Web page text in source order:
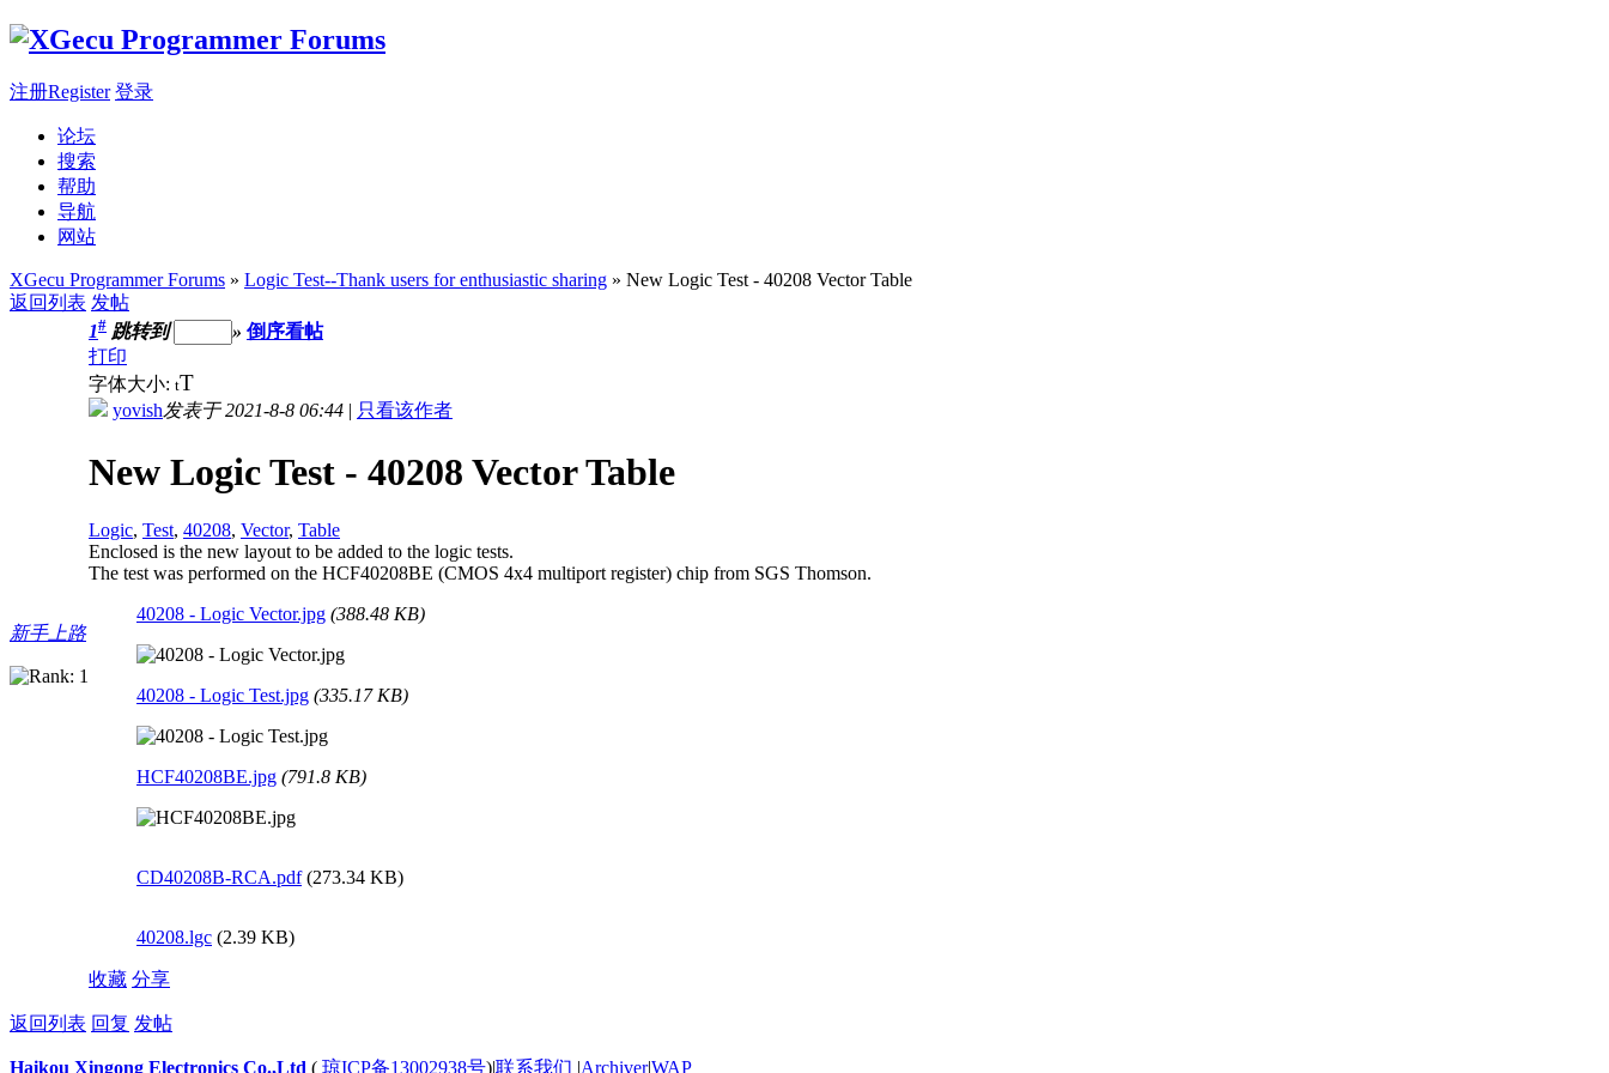
注册Register 登录
论坛
搜索
帮助
导航
网站
XGecu Programmer Forums » Logic Test--Thank users for enthusiastic sharing » New Logic Test - 40208 Vector Table
返回列表 发帖
新手上路
1# 跳转到 » 倒序看帖
打印
字体大小: tT
yovish发表于 2021-8-8 06:44 | 只看该作者
New Logic Test - 40208 Vector Table
Logic, Test, 40208, Vector, Table
Enclosed is the new layout to be added to the logic tests.
The test was performed on the HCF40208BE (CMOS 4x4 multiport register) chip from SGS Thomson.
40208 - Logic Vector.jpg (388.48 KB)
40208 - Logic Test.jpg (335.17 KB)
HCF40208BE.jpg (791.8 KB)
CD40208B-RCA.pdf(273.34 KB)
40208.lgc (2.39 KB)
收藏 分享
返回列表 回复 发帖
Haikou Xingong Electronics Co.,Ltd ( 琼ICP备13002938号)|联系我们 |Archiver|WAP